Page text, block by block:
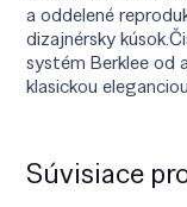
a oddelené
dizajnérsky
systém Berklee od
klasickou
Súvisiace